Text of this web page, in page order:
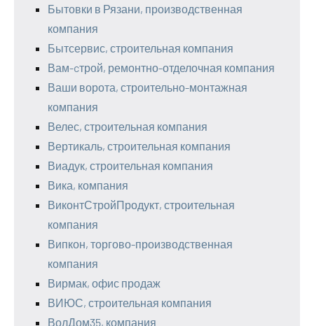
Бытовки в Рязани, производственная
компания
Бытсервис, строительная компания
Вам-cтрой, ремонтно-отделочная компания
Ваши ворота, строительно-монтажная
компания
Велес, строительная компания
Вертикаль, строительная компания
Виадук, строительная компания
Вика, компания
ВиконтСтройПродукт, строительная
компания
Випкон, торгово-производственная
компания
Вирмак, офис продаж
ВИЮС, строительная компания
ВолДом35, компания